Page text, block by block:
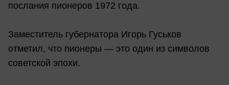
послания пионеров 1972 года.
Заместитель губернатора Игорь Гуськов
отметил, что пионеры — это один из символов
советской эпохи.